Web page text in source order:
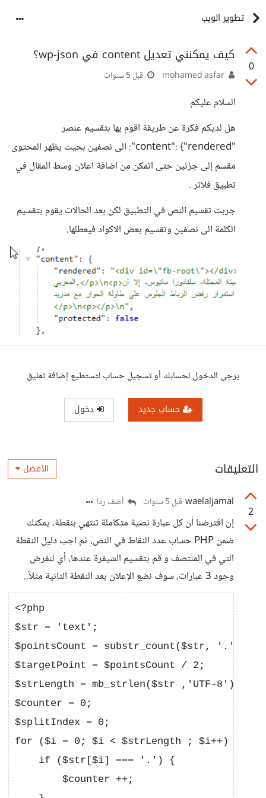
تطوير الويب
0
كيف يمكنني تعديل content في wp-json؟
قبل 5 سنوات
السلام عليكم
هل لديكم فكرة عن طريقة اقوم بها بتقسيم عنصر
"content": {"rendered": الى نصفين بحيث يظهر المحتوى
مقسم إلى جزئين حتى اتمكن من اضافة اعلان وسط المقال في
تطبيق فلاتر .
جربت تقسيم النص في التطبيق لكن بعد الحالات يقوم بتقسيم
الكلمة الى نصفين وتقسيم بعض الاكواد فيعطلها.
يرجى الدخول لحسابك أو تسجيل حساب لتستطيع إضافة تعليق
حساب جديد دخول
التعليقات الأفضل
2
waelaljamal قبل 5 سنوات أضف ردا
إن افترضنا أن كل عبارة نصية متكاملة تنتهي بنقطة، يمكنك
ضمن PHP حساب عدد النقاط في النص، ثم اجب دليل النقطة
التي في المنتصف و قم بتقسيم الشيفرة عندها، أي لنفرض
وجود 3 عبارات، سوف نضع الإعلان بعد النقطة الثانية مثلاً..
<?php
$str = 'text';
$pointsCount = substr_count($str, '.');
$targetPoint = $pointsCount / 2;
$strLength = mb_strlen($str ,'UTF-8');
$counter = 0;
$splitIndex = 0;
for ($i = 0; $i < $strLength ; $i++) {
if ($str[$i] === '.') {
$counter ++;